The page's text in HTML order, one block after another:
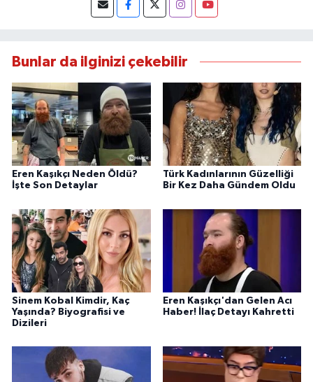
Bunlar da ilginizi çekebilir
Eren Kaşıkçı Neden Öldü?
İşte Son Detaylar
Türk Kadınlarının Güzelliği
Bir Kez Daha Gündem Oldu
Sinem Kobal Kimdir, Kaç
Yaşında? Biyografisi ve
Dizileri
Eren Kaşıkçı'dan Gelen Acı
Haber! İlaç Detayı Kahretti